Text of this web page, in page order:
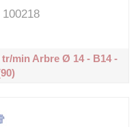
100218
tr/minArbre Ø 14 - B14 -